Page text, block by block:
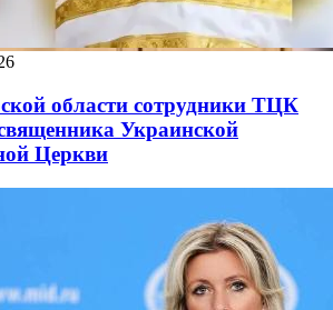
области сотрудники ТЦК
Украинской
Церкви